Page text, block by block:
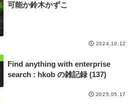
可能か鈴木かずこ
2024.10.12
Find anything with enterprise
search : hkob の雑記録 (137)
2025.05.17